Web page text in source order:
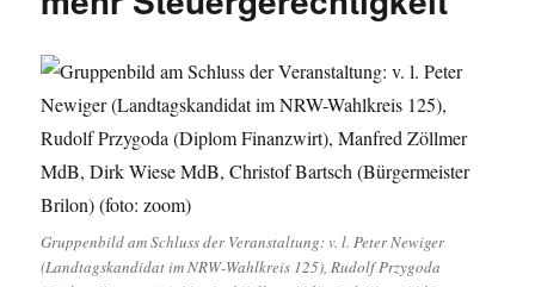
Gruppenbild am Schluss der Veranstaltung: v. l. Peter Newiger
(Landtagskandidat im NRW-Wahlkreis 125), Rudolf Przygoda